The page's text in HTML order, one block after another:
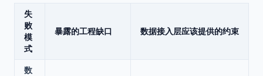
失
败
模
式
暴露的工程缺口 数据接入层应该提供的约束
数